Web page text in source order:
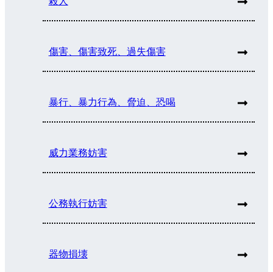
傷害、傷害致死、過失傷害
暴行、暴力行為、脅迫、恐喝
威力業務妨害
公務執行妨害
器物損壊